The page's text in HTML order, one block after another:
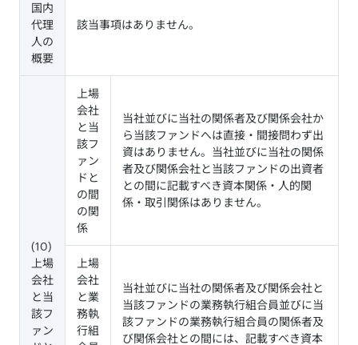
国内
代理
人の
概要
該当事項はありません。
(10)
上場
会社
と当
該フ
ァン
上場
会社
と当
該フ
ァン
ドと
の間
の関
係
当社並びに当社の関係者及び関係会社か
ら当該ファンドへは直接・間接問わず出
資はありません。当社並びに当社の関係
者及び関係会社と当該ファンドの出資者
との間に記載すべき資本関係・人的関
係・取引関係はありません。
上場
会社
と業
務執
行組
当社並びに当社の関係者及び関係会社と
当該ファンドの業務執行組合員並びに当
該ファンドの業務執行組合員の関係者及
び関係会社との間には、記載すべき資本